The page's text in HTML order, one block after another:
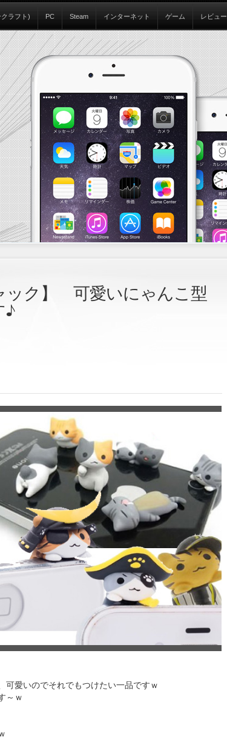
ラフト) PC Steam インターネット ゲーム レビュー
ック】 可愛いにゃんこ型
♪
可愛いのでそれでもつけたい一品ですｗ
～ｗ